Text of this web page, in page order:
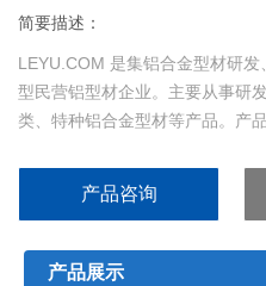
简要描述：
LEYU.COM 是集铝合金型材研
型民营铝型材企业。主要从事研
类、特种铝合金型材等产品。产
产品咨询
产品展示